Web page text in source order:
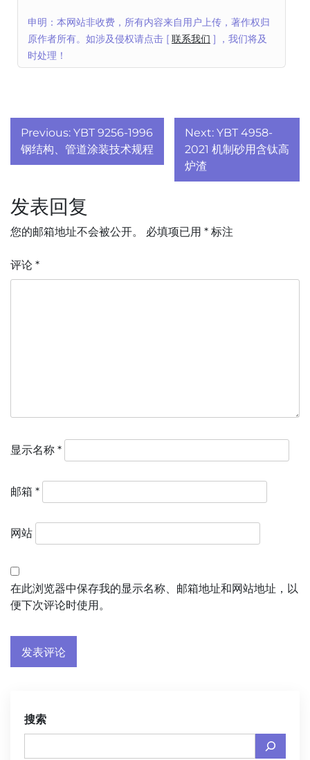
申明：本网站非收费，所有内容来自用户上传，著作权归
原作者所有。如涉及侵权请点击 [ 联系我们 ] ，我们将及
时处理！
文
章
航
Previous: YBT 9256-1996
钢结构、管道涂装技术规程
Next: YBT 4958-
2021 机制砂用含钛高
炉渣
发表回复
您的邮箱地址不会被公开。 必填项已用 * 标注
评论 *
显示名称 *
邮箱 *
网站
在此浏览器中保存我的显示名称、邮箱地址和网站地址，以
便下次评论时使用。
搜索